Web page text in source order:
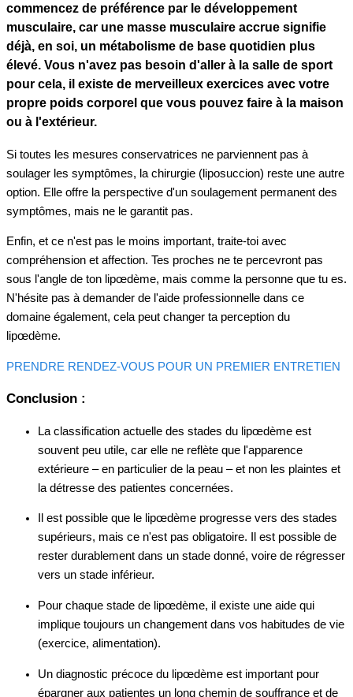
commencez de préférence par le développement
musculaire, car une masse musculaire accrue signifie
déjà, en soi, un métabolisme de base quotidien plus
élevé. Vous n'avez pas besoin d'aller à la salle de sport
pour cela, il existe de merveilleux exercices avec votre
propre poids corporel que vous pouvez faire à la maison
ou à l'extérieur.
Si toutes les mesures conservatrices ne parviennent pas à
soulager les symptômes, la chirurgie (liposuccion) reste une autre
option. Elle offre la perspective d'un soulagement permanent des
symptômes, mais ne le garantit pas.
Enfin, et ce n'est pas le moins important, traite-toi avec
compréhension et affection. Tes proches ne te percevront pas
sous l'angle de ton lipœdème, mais comme la personne que tu es.
N'hésite pas à demander de l'aide professionnelle dans ce
domaine également, cela peut changer ta perception du
lipœdème.
PRENDRE RENDEZ-VOUS POUR UN PREMIER ENTRETIEN
Conclusion :
La classification actuelle des stades du lipœdème est
souvent peu utile, car elle ne reflète que l'apparence
extérieure – en particulier de la peau – et non les plaintes et
la détresse des patientes concernées.
Il est possible que le lipœdème progresse vers des stades
supérieurs, mais ce n'est pas obligatoire. Il est possible de
rester durablement dans un stade donné, voire de régresser
vers un stade inférieur.
Pour chaque stade de lipœdème, il existe une aide qui
implique toujours un changement dans vos habitudes de vie
(exercice, alimentation).
Un diagnostic précoce du lipœdème est important pour
épargner aux patientes un long chemin de souffrance et de